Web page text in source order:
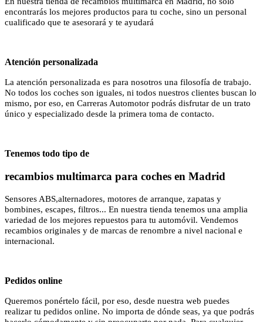
encontrarás los mejores productos para tu coche, sino un personal
cualificado que te asesorará y te ayudará
Atención personalizada
La atención personalizada es para nosotros una filosofía de trabajo.
No todos los coches son iguales, ni todos nuestros clientes buscan lo
mismo, por eso, en Carreras Automotor podrás disfrutar de un trato
único y especializado desde la primera toma de contacto.
Tenemos todo tipo de
recambios multimarca para coches en Madrid
Sensores ABS,alternadores, motores de arranque, zapatas y
bombines, escapes, filtros... En nuestra tienda tenemos una amplia
variedad de los mejores repuestos para tu automóvil. Vendemos
recambios originales y de marcas de renombre a nivel nacional e
internacional.
Pedidos online
Queremos ponértelo fácil, por eso, desde nuestra web puedes
realizar tu pedidos online. No importa de dónde seas, ya que podrás